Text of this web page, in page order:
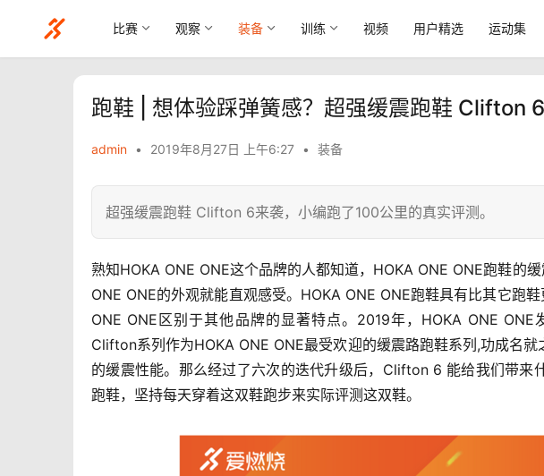
比赛 观察 装备 训练 视频 用户精选 运动集
跑鞋 | 想体验踩弹簧感？超强缓震跑鞋 Clifton
admin • 2019年8月27日 上午6:27 • 装备
超强缓震跑鞋 Clifton 6来袭，小编跑了100公里的真实评测。
熟知HOKA ONE ONE这个品牌的人都知道，HOKA ONE ONE跑鞋的
ONE ONE的外观就能直观感受。HOKA ONE ONE跑鞋具有比其它跑
ONE ONE区别于其他品牌的显著特点。2019年，HOKA ONE
Clifton系列作为HOKA ONE ONE最受欢迎的缓震路跑鞋系列,功成名
的缓震性能。那么经过了六次的迭代升级后，Clifton 6 能给我们带来
跑鞋，坚持每天穿着这双鞋跑步来实际评测这双鞋。